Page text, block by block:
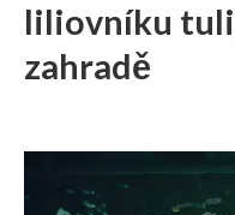
liliovníku
zahradě